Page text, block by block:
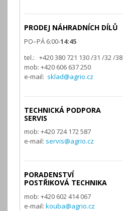
PRODEJ NÁHRADNÍCH DÍLŮ
PO–PÁ 6:00-14:45
tel.: +420 380 721 130 /31 /32 /38
mob: +420 606 637 250
e-mail: sklad@agrio.cz
TECHNICKÁ PODPORA
SERVIS
mob: +420 724 172 587
e-mail: servis@agrio.cz
PORADENSTVÍ
POSTŘIKOVÁ TECHNIKA
mob: +420 602 414 067
e-mail: kouba@agrio.cz